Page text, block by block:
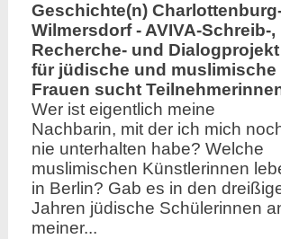
Geschichte(n)
Wilmersdorf - AVIVA-Schreib-,
Recherche- und Dialogprojekt
für jüdische und muslimische
Frauen sucht
Wer ist eigentlich meine
Nachbarin, mit der ich mich
nie unterhalten habe? Welche
muslimischen Künstlerinnen
in Berlin? Gab es in den
Jahren jüdische Schülerinnen
meiner...